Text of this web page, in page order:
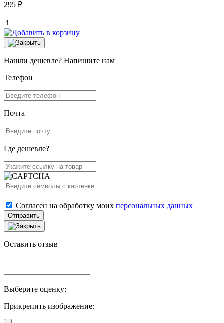
295 ₽
Нашли дешевле? Напишите нам
Телефон
Почта
Где дешевле?
Согласен на обработку моих персональных данных
Отправить
Оставить отзыв
Выберите оценку:
Прикрепить изображение: